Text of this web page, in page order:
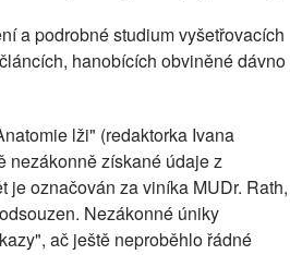
a podrobné studium vyšetřovacích
hanobících obviněné dávno
lži" (redaktorka Ivana
nezákonně získané údaje z
je označován za viníka MUDr. Rath,
Nezákonné úniky
ač ještě neproběhlo řádné